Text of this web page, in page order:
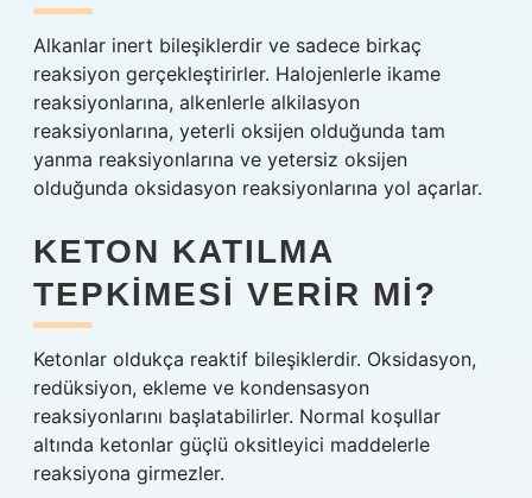
Alkanlar inert bileşiklerdir ve sadece birkaç
reaksiyon gerçekleştirirler. Halojenlerle ikame
reaksiyonlarına, alkenlerle alkilasyon
reaksiyonlarına, yeterli oksijen olduğunda tam
yanma reaksiyonlarına ve yetersiz oksijen
olduğunda oksidasyon reaksiyonlarına yol açarlar.
KETON KATILMA
TEPKIMESI VERIR MI?
Ketonlar oldukça reaktif bileşiklerdir. Oksidasyon,
redüksiyon, ekleme ve kondensasyon
reaksiyonlarını başlatabilirler. Normal koşullar
altında ketonlar güçlü oksitleyici maddelerle
reaksiyona girmezler.